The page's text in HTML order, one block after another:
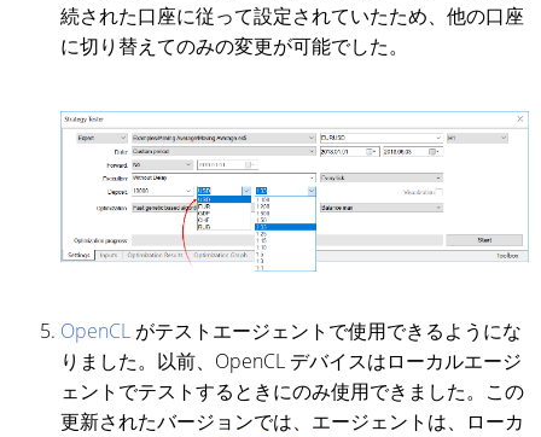
続された口座に従って設定されていたため、他の口座
に切り替えてのみの変更が可能でした。
OpenCL がテストエージェントで使用できるようにな
りました。以前、OpenCL デバイスはローカルエージ
ェントでテストするときにのみ使用できました。この
更新されたバージョンでは、エージェントは、ローカ